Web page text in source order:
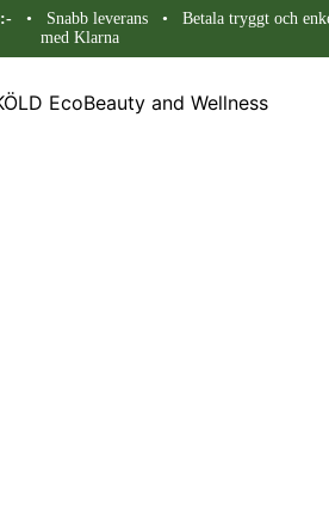
• Snabb leverans • Betala tryggt och
med Klarna
EcoBeauty and Wellness